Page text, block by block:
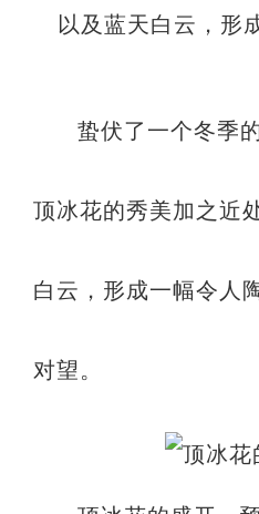
蛰伏了一个冬季
顶冰花的秀美加之近
白云，形成一幅令人
对望。